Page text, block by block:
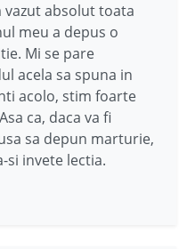
absolut toata
meu a depus o
Mi se pare
acela sa spuna in
acolo, stim foarte
ca, daca va fi
sa depun marturie,
invete lectia.